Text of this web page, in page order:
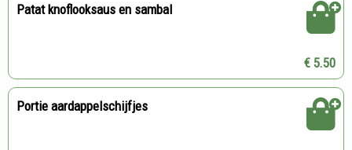
Patat knoflooksaus en sambal
€ 5.50
Portie aardappelschijfjes